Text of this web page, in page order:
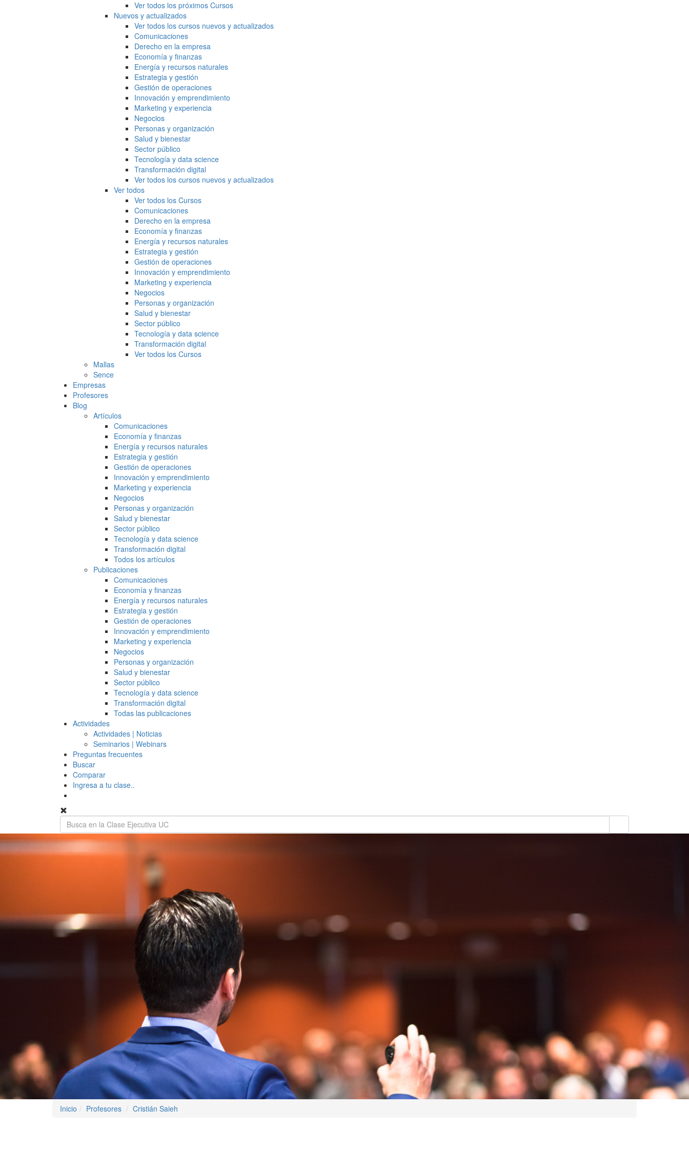
Ver todos los próximos Cursos
Nuevos y actualizados
Ver todos los cursos nuevos y actualizados
Comunicaciones
Derecho en la empresa
Economía y finanzas
Energía y recursos naturales
Estrategia y gestión
Gestión de operaciones
Innovación y emprendimiento
Marketing y experiencia
Negocios
Personas y organización
Salud y bienestar
Sector público
Tecnología y data science
Transformación digital
Ver todos los cursos nuevos y actualizados
Ver todos
Ver todos los Cursos
Comunicaciones
Derecho en la empresa
Economía y finanzas
Energía y recursos naturales
Estrategia y gestión
Gestión de operaciones
Innovación y emprendimiento
Marketing y experiencia
Negocios
Personas y organización
Salud y bienestar
Sector público
Tecnología y data science
Transformación digital
Ver todos los Cursos
Mallas
Sence
Empresas
Profesores
Blog
Artículos
Comunicaciones
Economía y finanzas
Energía y recursos naturales
Estrategia y gestión
Gestión de operaciones
Innovación y emprendimiento
Marketing y experiencia
Negocios
Personas y organización
Salud y bienestar
Sector público
Tecnología y data science
Transformación digital
Todos los artículos
Publicaciones
Comunicaciones
Economía y finanzas
Energía y recursos naturales
Estrategia y gestión
Gestión de operaciones
Innovación y emprendimiento
Marketing y experiencia
Negocios
Personas y organización
Salud y bienestar
Sector público
Tecnología y data science
Transformación digital
Todas las publicaciones
Actividades
Actividades | Noticias
Seminarios | Webinars
Preguntas frecuentes
Buscar
Comparar
Ingresa a tu clase..
Inicio Profesores Cristián Saieh